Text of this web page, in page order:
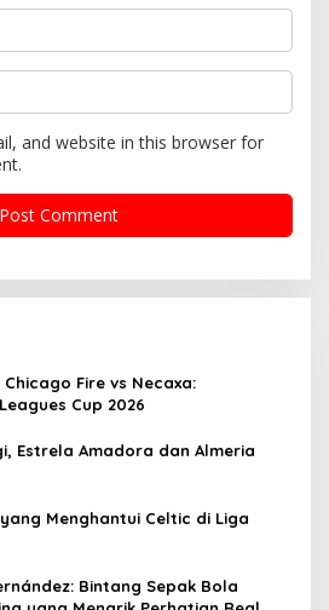
and website in this browser for
Fire vs Necaxa:
Cup 2026
Estrela Amadora dan Almeria
Menghantui Celtic di Liga
Bintang Sepak Bola